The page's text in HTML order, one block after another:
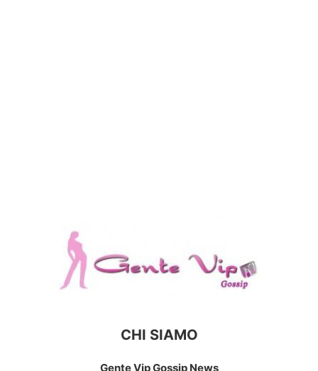
CHI SIAMO
Gente Vip Gossip News